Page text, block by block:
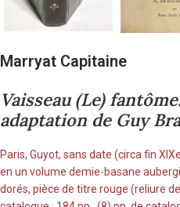
Marryat Capitaine
Vaisseau (Le)
adaptation de Guy
Paris, Guyot, sans date (circa fin
en un volume demie-basane
dorés, pièce de titre rouge (reliure